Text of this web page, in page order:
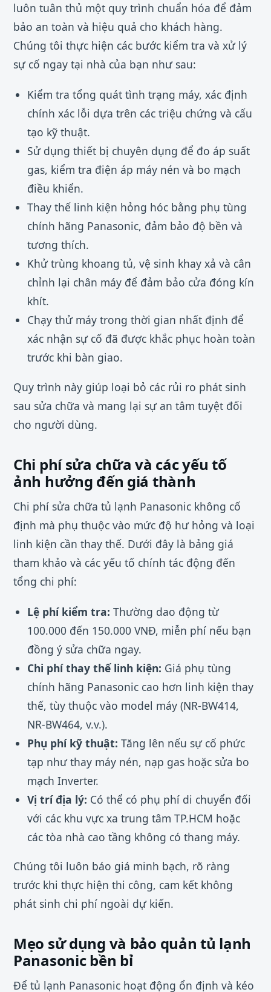
luôn tuân thủ một quy trình chuẩn hóa để đảm
bảo an toàn và hiệu quả cho khách hàng.
Chúng tôi thực hiện các bước kiểm tra và xử lý
sự cố ngay tại nhà của bạn như sau:
Kiểm tra tổng quát tình trạng máy, xác định
chính xác lỗi dựa trên các triệu chứng và cấu
tạo kỹ thuật.
Sử dụng thiết bị chuyên dụng để đo áp suất
gas, kiểm tra điện áp máy nén và bo mạch
điều khiển.
Thay thế linh kiện hỏng hóc bằng phụ tùng
chính hãng Panasonic, đảm bảo độ bền và
tương thích.
Khử trùng khoang tủ, vệ sinh khay xả và cân
chỉnh lại chân máy để đảm bảo cửa đóng kín
khít.
Chạy thử máy trong thời gian nhất định để
xác nhận sự cố đã được khắc phục hoàn toàn
trước khi bàn giao.
Quy trình này giúp loại bỏ các rủi ro phát sinh
sau sửa chữa và mang lại sự an tâm tuyệt đối
cho người dùng.
Chi phí sửa chữa và các yếu tố
ảnh hưởng đến giá thành
Chi phí sửa chữa tủ lạnh Panasonic không cố
định mà phụ thuộc vào mức độ hư hỏng và loại
linh kiện cần thay thế. Dưới đây là bảng giá
tham khảo và các yếu tố chính tác động đến
tổng chi phí:
Lệ phí kiểm tra: Thường dao động từ
100.000 đến 150.000 VNĐ, miễn phí nếu bạn
đồng ý sửa chữa ngay.
Chi phí thay thế linh kiện: Giá phụ tùng
chính hãng Panasonic cao hơn linh kiện thay
thế, tùy thuộc vào model máy (NR-BW414,
NR-BW464, v.v.).
Phụ phí kỹ thuật: Tăng lên nếu sự cố phức
tạp như thay máy nén, nạp gas hoặc sửa bo
mạch Inverter.
Vị trí địa lý: Có thể có phụ phí di chuyển đối
với các khu vực xa trung tâm TP.HCM hoặc
các tòa nhà cao tầng không có thang máy.
Chúng tôi luôn báo giá minh bạch, rõ ràng
trước khi thực hiện thi công, cam kết không
phát sinh chi phí ngoài dự kiến.
Mẹo sử dụng và bảo quản tủ lạnh
Panasonic bền bỉ
Để tủ lạnh Panasonic hoạt động ổn định và kéo